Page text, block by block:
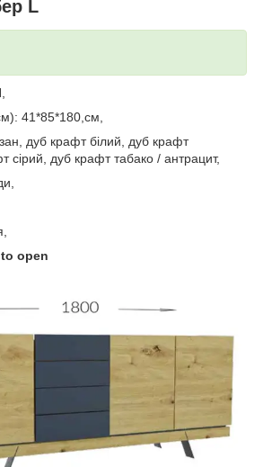
L
41*85*180,см,
дуб крафт білий, дуб крафт
сірий, дуб крафт табако / антрацит,
open